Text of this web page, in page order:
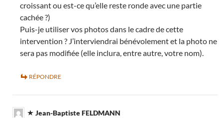
croissant ou est-ce qu’elle reste ronde avec une partie
cachée ?)
Puis-je utiliser vos photos dans le cadre de cette
intervention ? J’interviendrai bénévolement et la photo ne
sera pas modifiée (elle inclura, entre autre, votre nom).
RÉPONDRE
Jean-Baptiste FELDMANN